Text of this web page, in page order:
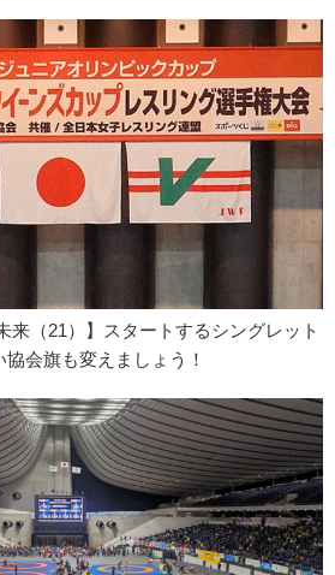
来（21）】スタートするシングレット
会旗も変えましょう！